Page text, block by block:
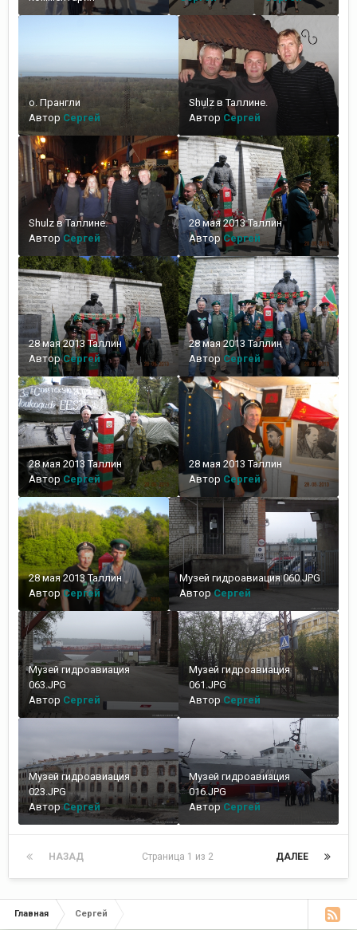
о. Прангли
Автор Сергей
Shulz в Таллине.
Автор Сергей
Shulz в Таллине.
Автор Сергей
28 мая 2013 Таллин
АвторСергей
28 мая 2013 Таллин
АвторСергей
28 мая 2013 Таллин
Автор Сергей
28 мая 2013 Таллин
Автор Сергей
28 мая 2013 Таллин
Автор Сергей
28 мая 2013 Таллин
АвторСергей
Музей гидроавиация 060.JPG
АвторСергей
Музей гидроавиация
063.JPG
Автор Сергей
Музей гидроавиация
061.JPG
Автор Сергей
Музей гидроавиация
023.JPG
АвторСергей
Музей гидроавиация
016.JPG
Автор Сергей
НАЗАД ДАЛЕЕ
Страница 1 из 2
Главная Сергей